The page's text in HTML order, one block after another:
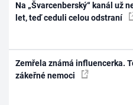
Na „Švarcenberský“ kanál už
let, teď ceduli celou odstraní
Zemřela známá influencerka.
zákeřné nemoci